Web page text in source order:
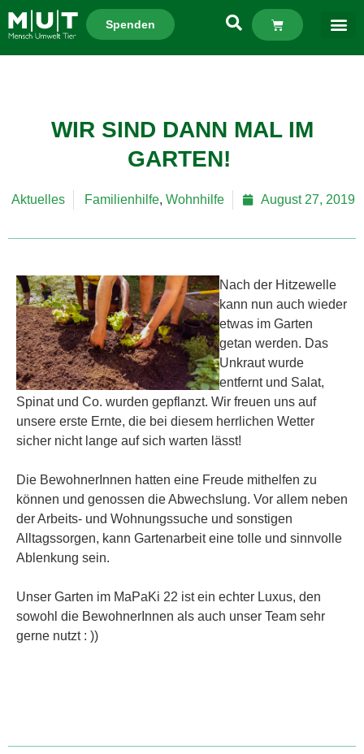
Spenden
WIR SIND DANN MAL IM
GARTEN!
Aktuelles Familienhilfe, Wohnhilfe August 27, 2019
Nach der Hitzewelle
kann nun auch wieder
etwas im Garten
getan werden. Das
Unkraut wurde
entfernt und Salat,
Spinat und Co. wurden gepflanzt. Wir freuen uns auf
unsere erste Ernte, die bei diesem herrlichen Wetter
sicher nicht lange auf sich warten lässt!
Die BewohnerInnen hatten eine Freude mithelfen zu
können und genossen die Abwechslung. Vor allem neben
der Arbeits- und Wohnungssuche und sonstigen
Alltagssorgen, kann Gartenarbeit eine tolle und sinnvolle
Ablenkung sein.
Unser Garten im MaPaKi 22 ist ein echter Luxus, den
sowohl die BewohnerInnen als auch unser Team sehr
gerne nutzt : ))